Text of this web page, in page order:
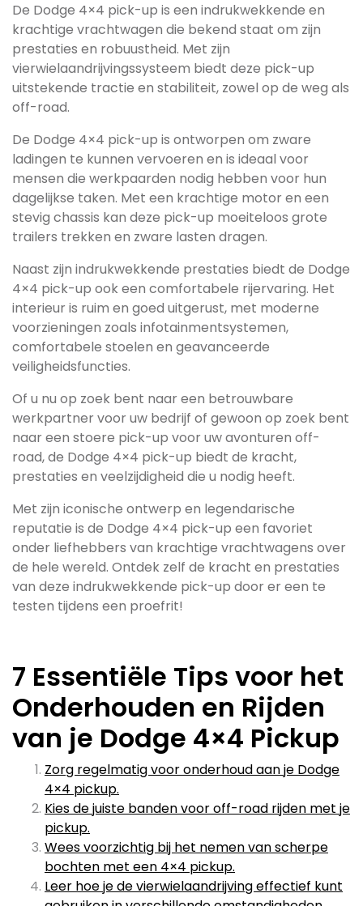
De Dodge 4×4 pick-up is een indrukwekkende en
krachtige vrachtwagen die bekend staat om zijn
prestaties en robuustheid. Met zijn
vierwielaandrijvingssysteem biedt deze pick-up
uitstekende tractie en stabiliteit, zowel op de weg als
off-road.
De Dodge 4×4 pick-up is ontworpen om zware
ladingen te kunnen vervoeren en is ideaal voor
mensen die werkpaarden nodig hebben voor hun
dagelijkse taken. Met een krachtige motor en een
stevig chassis kan deze pick-up moeiteloos grote
trailers trekken en zware lasten dragen.
Naast zijn indrukwekkende prestaties biedt de Dodge
4×4 pick-up ook een comfortabele rijervaring. Het
interieur is ruim en goed uitgerust, met moderne
voorzieningen zoals infotainmentsystemen,
comfortabele stoelen en geavanceerde
veiligheidsfuncties.
Of u nu op zoek bent naar een betrouwbare
werkpartner voor uw bedrijf of gewoon op zoek bent
naar een stoere pick-up voor uw avonturen off-
road, de Dodge 4×4 pick-up biedt de kracht,
prestaties en veelzijdigheid die u nodig heeft.
Met zijn iconische ontwerp en legendarische
reputatie is de Dodge 4×4 pick-up een favoriet
onder liefhebbers van krachtige vrachtwagens over
de hele wereld. Ontdek zelf de kracht en prestaties
van deze indrukwekkende pick-up door er een te
testen tijdens een proefrit!
7 Essentiële Tips voor het
Onderhouden en Rijden
van je Dodge 4×4 Pickup
Zorg regelmatig voor onderhoud aan je Dodge
4×4 pickup.
Kies de juiste banden voor off-road rijden met je
pickup.
Wees voorzichtig bij het nemen van scherpe
bochten met een 4×4 pickup.
Leer hoe je de vierwielaandrijving effectief kunt